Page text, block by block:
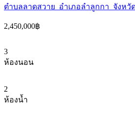
ตำบลลาดสวาย อำเภอลำลูกกา จังหวั
2,450,000฿
3
ห้องนอน
2
ห้องน้ำ